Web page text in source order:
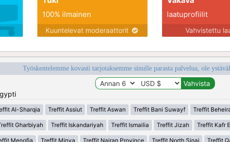
100% ilmainen
Kuuntelevat moderaattorit
laatuprofiilit
Vahvistettu
Työskentelemme kovasti tarjotaksemme sinulle parasta palvelua, ole
Al-Sharqia Treffit Assiut Treffit Aswan Treffit Bani Suwayf Treffit
Gharbiyah Treffit Iskandariyah Treffit Ismailia Treffit Jizah Treffit Kafr
Menofia Treffit Minya Treffit Najran Province Treffit North Sinai Treffit